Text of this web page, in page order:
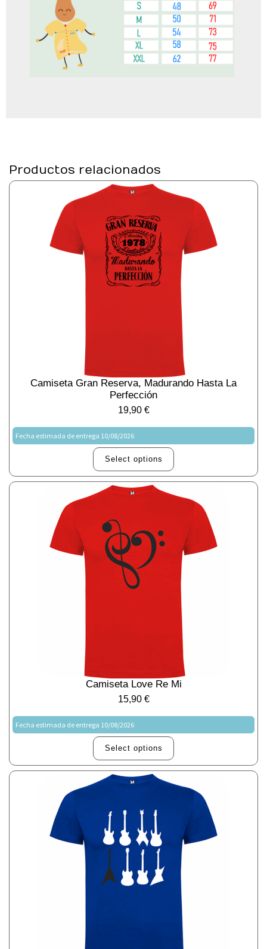
Productos relacionados
Camiseta Gran Reserva, Madurando Hasta La
Perfección
19,90 €
Fecha estimada de entrega 10/08/2026
Select options
Camiseta Love Re Mi
15,90 €
Fecha estimada de entrega 10/08/2026
Select options